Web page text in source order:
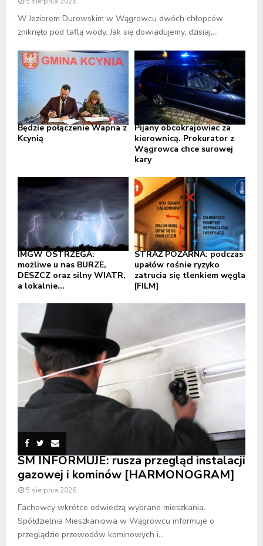
W Jeziorem Durowskim w Wągrowcu dwóch chłopców
zniknęło pod taflą wody. Jak się dowiadujemy, dzisiaj,...
Będzie połączenie Wapna z
Kcynią
Pijany obcokrajowiec za
kierownicą. Prokurator z
Wągrowca chce surowej
kary
IMGW OSTRZEGA:
możliwe u nas BURZE,
DESZCZ oraz silny WIATR,
a lokalnie...
STRAŻ POŻARNA: podczas
upałów rośnie ryzyko
zatrucia się tlenkiem węgla
[FILM]
SM INFORMUJE: rusza przegląd instalacji
gazowej i kominów [HARMONOGRAM]
5 sierpnia 2026
Fachowcy wkrótce odwiedzą wybrane mieszkania.
Spółdzielnia Mieszkaniowa w Wągrowcu informuje o
przeglądzie przewodów kominowych i...